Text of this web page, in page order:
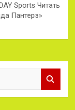
Sports Читать
Пантерз»